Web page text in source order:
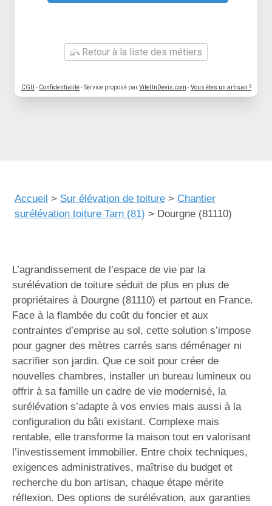
Retour à la liste des métiers
CGU - Confidentialité- Service proposé parViteUnDevis.com -Vous êtes un artisan ?
Accueil > Sur élévation de toiture > Chantier
surélévation toiture Tarn (81) > Dourgne (81110)
L’agrandissement de l’espace de vie par la
surélévation de toiture séduit de plus en plus de
propriétaires à Dourgne (81110) et partout en France.
Face à la flambée du coût du foncier et aux
contraintes d’emprise au sol, cette solution s’impose
pour gagner des mètres carrés sans déménager ni
sacrifier son jardin. Que ce soit pour créer de
nouvelles chambres, installer un bureau lumineux ou
offrir à sa famille un cadre de vie modernisé, la
surélévation s’adapte à vos envies mais aussi à la
configuration du bâti existant. Complexe mais
rentable, elle transforme la maison tout en valorisant
l’investissement immobilier. Entre choix techniques,
exigences administratives, maîtrise du budget et
recherche du bon artisan, chaque étape mérite
réflexion. Des options de surélévation, aux garanties